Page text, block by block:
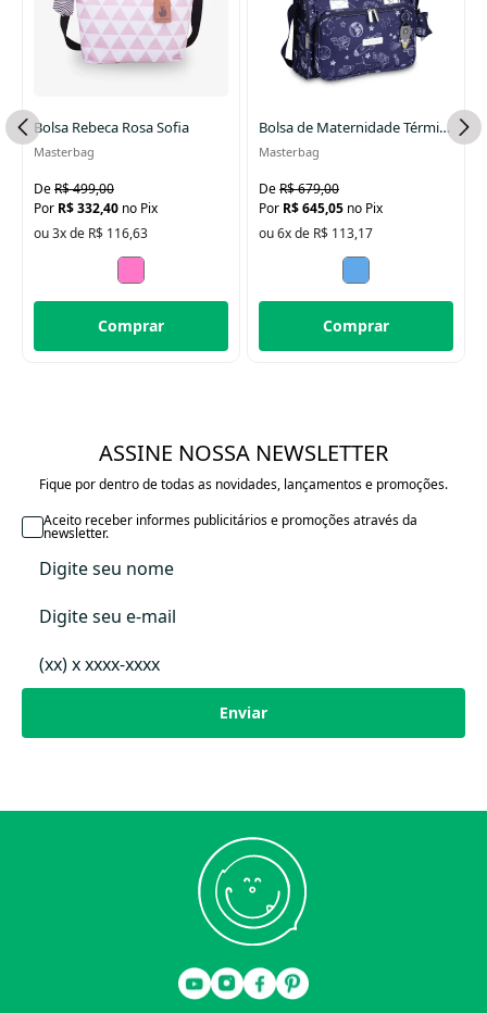
Coleção: Flora
REF: 11FLO210
Cor: Rose
Dimensões: 38 x 25 x 15 cm
Material externo: 100% Poliéster com dublagem em algodão
Material Interno: Emborrachado
Acompanha:
Bolsos laterais térmicos
Trocador estampado
Porta chupeta estampado
Lenço
Alça tiracolo
Bolsa Rebeca Rosa Sofia
Masterbag
R$ 499,00
R$ 332,40 no Pix
ou 3x de R$ 116,63
Comprar
Bolsa de Maternidade Térmica Anne Astronauta Marinho
Masterbag
R$ 679,00
R$ 645,05 no Pix
ou 6x de R$ 113,17
Comprar
ASSINE NOSSA NEWSLETTER
Fique por dentro de todas as novidades, lançamentos e promoções.
Enviar
Aceito receber informes publicitários e promoções através da
newsletter.